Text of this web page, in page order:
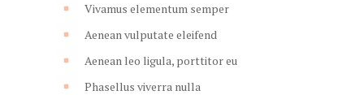
Vivamus elementum semper
Aenean vulputate eleifend
Aenean leo ligula, porttitor eu
Phasellus viverra nulla